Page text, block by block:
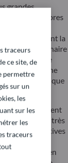
grandes
millions d’arbres
le
couvrant la
verts. Partenaire
bénéficie de
par une
climatique
du déploiement
Encore très
attractives
concrétisée en
traceurs
ce site, de
permettre
sur un
les
sur les
les
traceurs